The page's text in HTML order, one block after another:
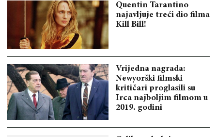
Quentin Tarantino
najavljuje treći dio filma
Kill Bill!
Vrijedna nagrada:
Newyorški filmski
kritičari proglasili su
Irca najboljim filmom u
2019. godini